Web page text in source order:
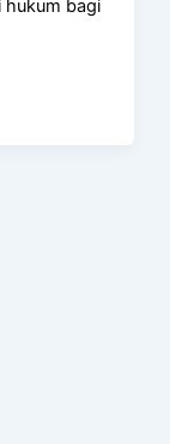
hukum bagi